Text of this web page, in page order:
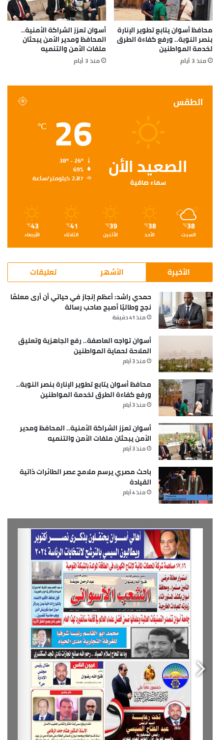
محافظ أسوان يتابع تطوير الإنارة
بنصر النوبة.. ورفع كفاءة الطرق
لخدمة المواطنين
منذ 3 أيام
أسوان تعزز الشراكة الأمنية..
المحافظ ومدير الأمن يبحثان
ملفات الأمن والتنميه
منذ 3 أيام
الطقس
الصعيد الأن
سماء صافية
26
℃
69%
2.87 كيلومتر/ساعة
38
℃
السبت
38
℃
الأحد
39
℃
الأثنين
41
℃
الثلاثاء
43
℃
الأربعاء
الأخيرة الأشهر تعليقات
حمدي راشد: أعظم إنجاز في حياتي أن أرى معلمًا
نجح وطالبًا أصبح صاحب رسالة
منذ 41 دقيقة
أسوان تواجه العاصفة.. رفع الجاهزية وتعليق
الملاحة لحماية المواطنين
منذ 3 أيام
محافظ أسوان يتابع تطوير الإنارة بنصر النوبة..
ورفع كفاءة الطرق لخدمة المواطنين
منذ 3 أيام
أسوان تعزز الشراكة الأمنية.. المحافظ ومدير
الأمن يبحثان ملفات الأمن والتنميه
منذ 3 أيام
باحث مصري يرسم ملامح عصر الطائرات ذاتية
القيادة
منذ 4 أيام